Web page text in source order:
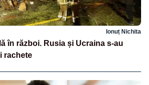
Ionuț Nichita
în război. Rusia și Ucraina s-au
rachete